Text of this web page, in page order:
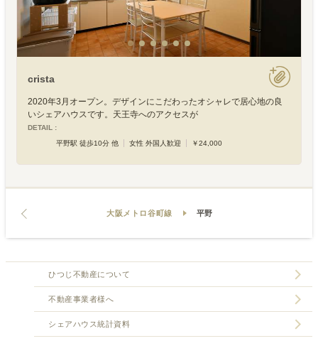
crista
2020年3月オープン。デザインにこだわったオシャレで居心地の良
いシェアハウスです。天王寺へのアクセスが
DETAIL :
平野駅 徒歩10分 他
女性 外国人歓迎 ￥24,000
大阪メトロ谷町線 平野
ひつじ不動産について
不動産事業者様へ
シェアハウス統計資料